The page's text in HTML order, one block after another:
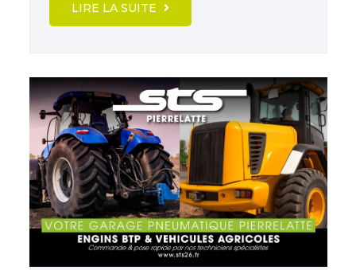
LIRE LA SUITE